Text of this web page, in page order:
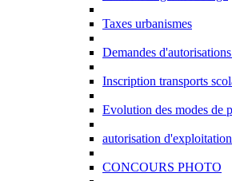
Taxes urbanismes
Demandes
Inscription transports
Evolution des modes de
autorisation
CONCOURS PHOTO